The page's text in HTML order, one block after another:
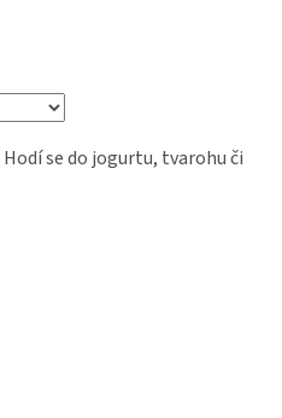
Hodí se do jogurtu, tvarohu či